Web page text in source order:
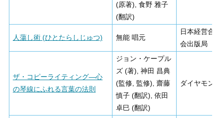
(原著), 食野 雅子
(翻訳)
人蕩し術 (ひとたらしじゅつ) 無能 唱元
日本経営合
会出版局
ザ・コピーライティング―心
の琴線にふれる言葉の法則
ジョン・ケープル
ズ (著), 神田 昌典
(監修, 監修), 齋藤
慎子 (翻訳), 依田
卓巳 (翻訳)
ダイヤモン